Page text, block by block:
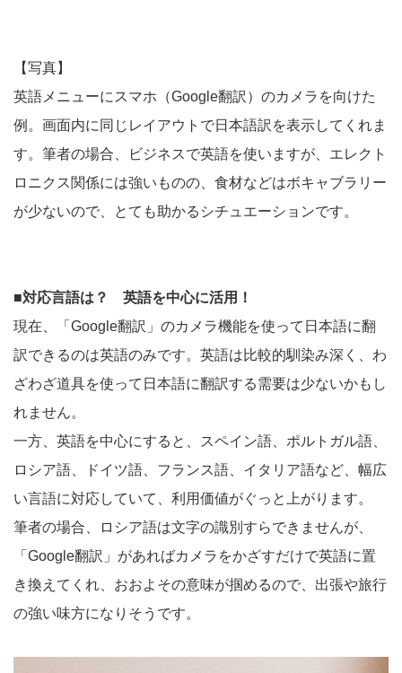
【写真】
英語メニューにスマホ（Google翻訳）のカメラを向けた
例。画面内に同じレイアウトで日本語訳を表示してくれま
す。筆者の場合、ビジネスで英語を使いますが、エレクト
ロニクス関係には強いものの、食材などはボキャブラリー
が少ないので、とても助かるシチュエーションです。
■対応言語は？ 英語を中心に活用！
現在、「Google翻訳」のカメラ機能を使って日本語に翻
訳できるのは英語のみです。英語は比較的馴染み深く、わ
ざわざ道具を使って日本語に翻訳する需要は少ないかもし
れません。
一方、英語を中心にすると、スペイン語、ポルトガル語、
ロシア語、ドイツ語、フランス語、イタリア語など、幅広
い言語に対応していて、利用価値がぐっと上がります。
筆者の場合、ロシア語は文字の識別すらできませんが、
「Google翻訳」があればカメラをかざすだけで英語に置
き換えてくれ、おおよその意味が掴めるので、出張や旅行
の強い味方になりそうです。